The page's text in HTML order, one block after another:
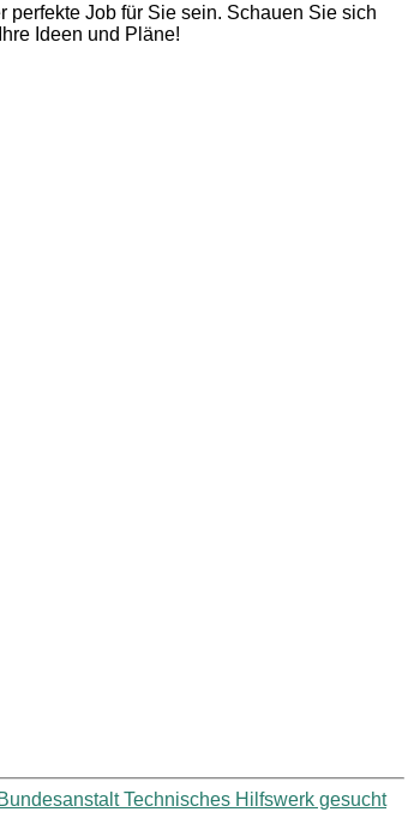
Job für Sie sein. Schauen Sie sich
Ideen und Pläne!
Technisches Hilfswerk gesucht